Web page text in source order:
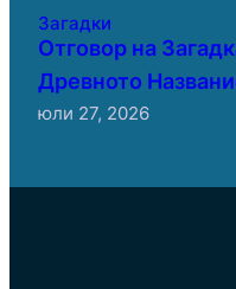
Загадки
Отговор на
Древното
юли 27, 2026